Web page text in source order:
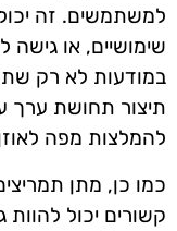
למשתמשים. זה
שימושיים, או גישה
במודעות לא רק
תיצור תחושת ערך
להמלצות מפה
כמו כן, מתן
קשורים יכול